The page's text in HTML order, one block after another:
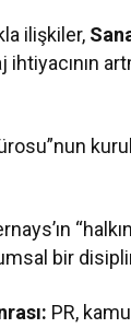
ilişkiler,
bir
PR,